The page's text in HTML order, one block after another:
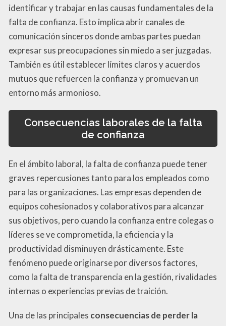
identificar y trabajar en las causas fundamentales de la
falta de confianza. Esto implica abrir canales de
comunicación sinceros donde ambas partes puedan
expresar sus preocupaciones sin miedo a ser juzgadas.
También es útil establecer límites claros y acuerdos
mutuos que refuercen la confianza y promuevan un
entorno más armonioso.
Consecuencias laborales de la falta
de confianza
En el ámbito laboral, la falta de confianza puede tener
graves repercusiones tanto para los empleados como
para las organizaciones. Las empresas dependen de
equipos cohesionados y colaborativos para alcanzar
sus objetivos, pero cuando la confianza entre colegas o
líderes se ve comprometida, la eficiencia y la
productividad disminuyen drásticamente. Este
fenómeno puede originarse por diversos factores,
como la falta de transparencia en la gestión, rivalidades
internas o experiencias previas de traición.
Una de las principales consecuencias de perder la